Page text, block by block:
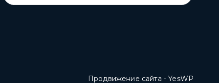
Продвижение сайта - YesWP